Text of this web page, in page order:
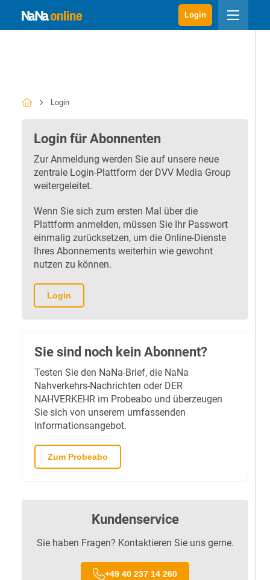
Login
Login
Login für Abonnenten
Zur Anmeldung werden Sie auf unsere neue
zentrale Login-Plattform der DVV Media Group
weitergeleitet.
Wenn Sie sich zum ersten Mal über die
Plattform anmelden, müssen Sie Ihr Passwort
einmalig zurücksetzen, um die Online-Dienste
Ihres Abonnements weiterhin wie gewohnt
nutzen zu können.
Login
Sie sind noch kein Abonnent?
Testen Sie den NaNa-Brief, die NaNa
Nahverkehrs-Nachrichten oder DER
NAHVERKEHR im Probeabo und überzeugen
Sie sich von unserem umfassenden
Informationsangebot.
Zum Probeabo
Kundenservice
Sie haben Fragen? Kontaktieren Sie uns gerne.
+49 40 237 14 260